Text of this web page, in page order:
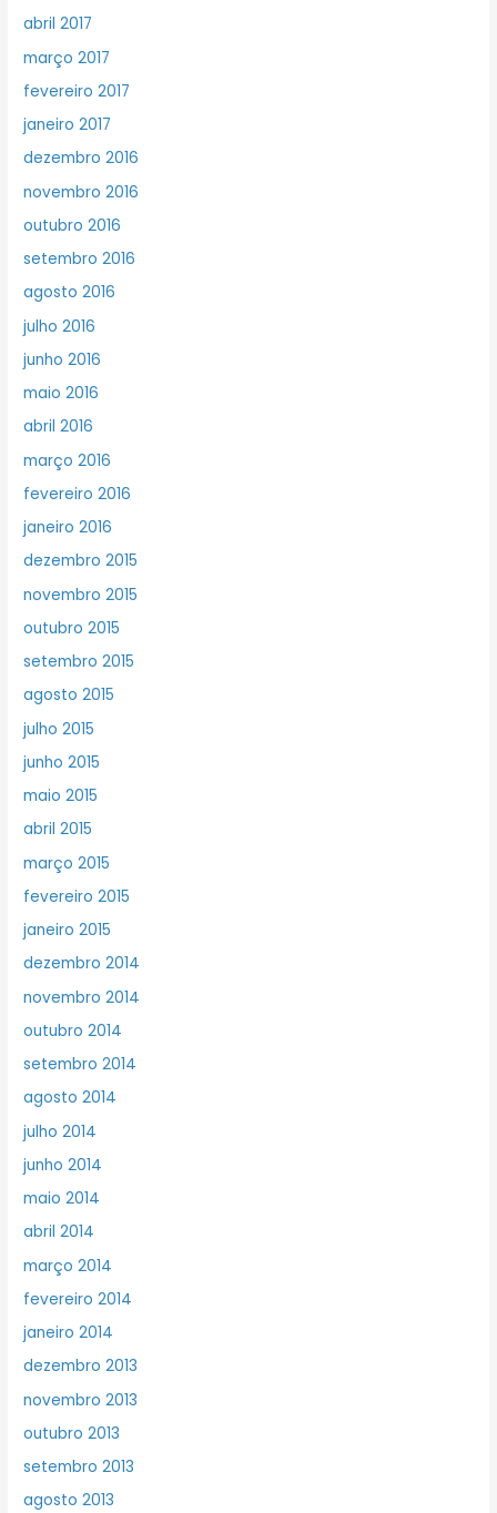
abril 2017
março 2017
fevereiro 2017
janeiro 2017
dezembro 2016
novembro 2016
outubro 2016
setembro 2016
agosto 2016
julho 2016
junho 2016
maio 2016
abril 2016
março 2016
fevereiro 2016
janeiro 2016
dezembro 2015
novembro 2015
outubro 2015
setembro 2015
agosto 2015
julho 2015
junho 2015
maio 2015
abril 2015
março 2015
fevereiro 2015
janeiro 2015
dezembro 2014
novembro 2014
outubro 2014
setembro 2014
agosto 2014
julho 2014
junho 2014
maio 2014
abril 2014
março 2014
fevereiro 2014
janeiro 2014
dezembro 2013
novembro 2013
outubro 2013
setembro 2013
agosto 2013